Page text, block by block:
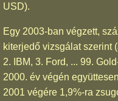
USD).
Egy 2003-ban végzett,
kiterjedő vizsgálat szerint
2. IBM, 3. Ford, ... 99.
2000. év végén
2001 végére 1,9%-ra